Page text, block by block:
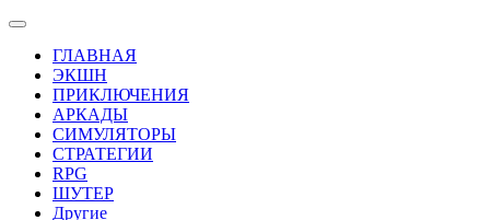
ГЛАВНАЯ
ЭКШН
ПРИКЛЮЧЕНИЯ
АРКАДЫ
СИМУЛЯТОРЫ
СТРАТЕГИИ
RPG
ШУТЕР
Другие